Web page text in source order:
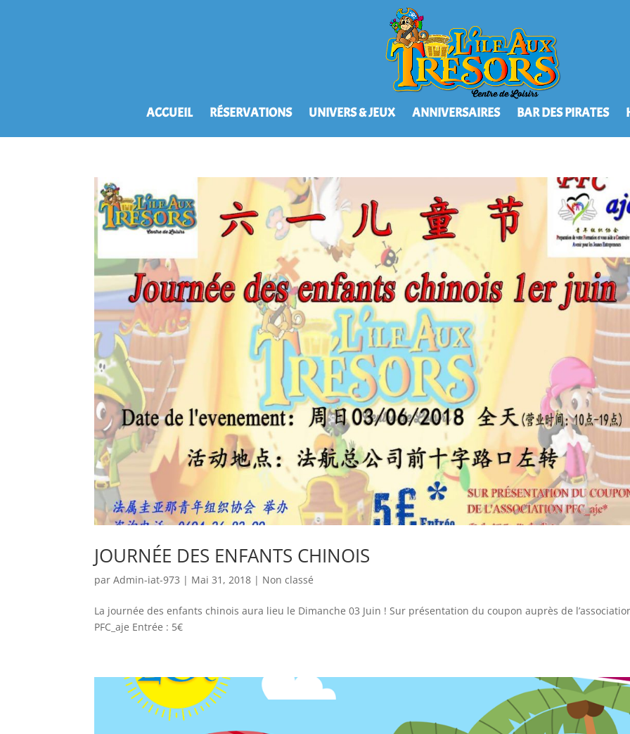
ACCUEIL RÉSERVATIONS UNIVERS & JEUX ANNIVERSAIRES BAR DES PIRATES
JOURNÉE DES ENFANTS CHINOIS
parAdmin-iat-973 | Mai 31, 2018 | Non classé
La journée des enfants chinois aura lieu le Dimanche 03 Juin ! Sur présentation du coupon auprès de
PFC_aje Entrée : 5€